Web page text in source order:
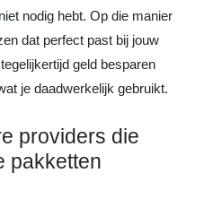
nodig hebt. Op die manier
dat perfect past bij jouw
geld besparen
je daadwerkelijk gebruikt.
providers die
pakketten